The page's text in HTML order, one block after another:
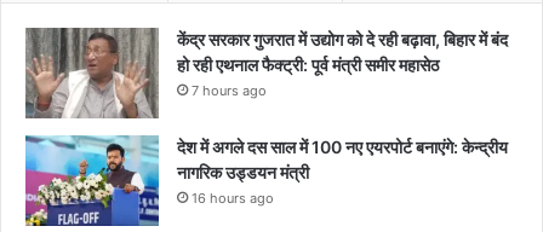
केंद्र सरकार गुजरात में उद्योग को दे रही बढ़ावा, बिहार में बंद
हो रही एथनाल फैक्ट्री: पूर्व मंत्री समीर महासेठ
7 hours ago
देश में अगले दस साल में 100 नए एयरपोर्ट बनाएंगे: केन्द्रीय
नागरिक उड्डयन मंत्री
16 hours ago